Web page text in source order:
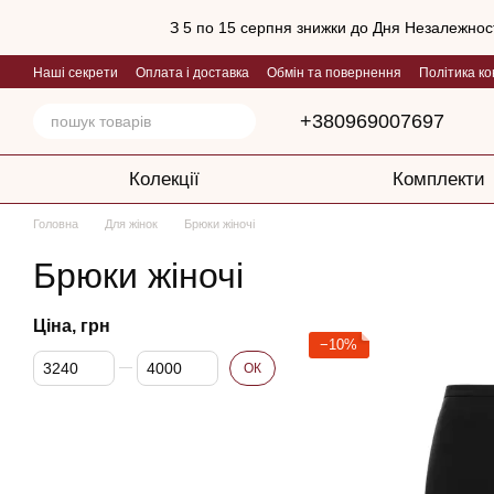
З 5 по 15 серпня знижки до Дня
Наші секрети Оплата і доставка Обмін та повернення Політика
+380969007697
Колекції Комплекти
Головна Для жінок Брюки жіночі
Брюки жіночі
−10%
Ціна, грн
Від Ціна, грн
До Ціна, грн ОК